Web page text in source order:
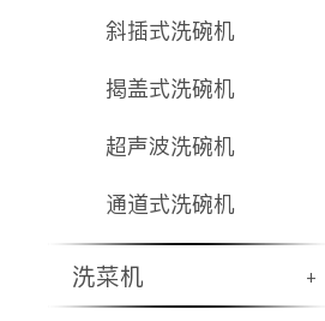
斜插式洗碗机
揭盖式洗碗机
超声波洗碗机
通道式洗碗机
洗菜机 +